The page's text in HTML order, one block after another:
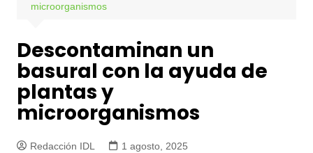
microorganismos
Descontaminan un
basural con la ayuda de
plantas y
microorganismos
Redacción IDL
1 agosto, 2025